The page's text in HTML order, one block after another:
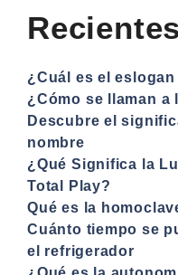
Recientes
¿Cuál es el
¿Cómo se llaman a
Descubre el
nombre
¿Qué Significa la
Total Play?
Qué es la
Cuánto tiempo se
el refrigerador